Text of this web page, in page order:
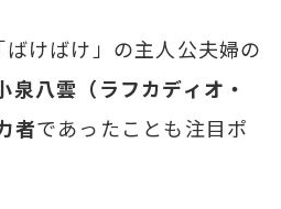
けばけ」の主人公夫婦の
泉八雲（ラフカディオ・
者であったことも注目ポ